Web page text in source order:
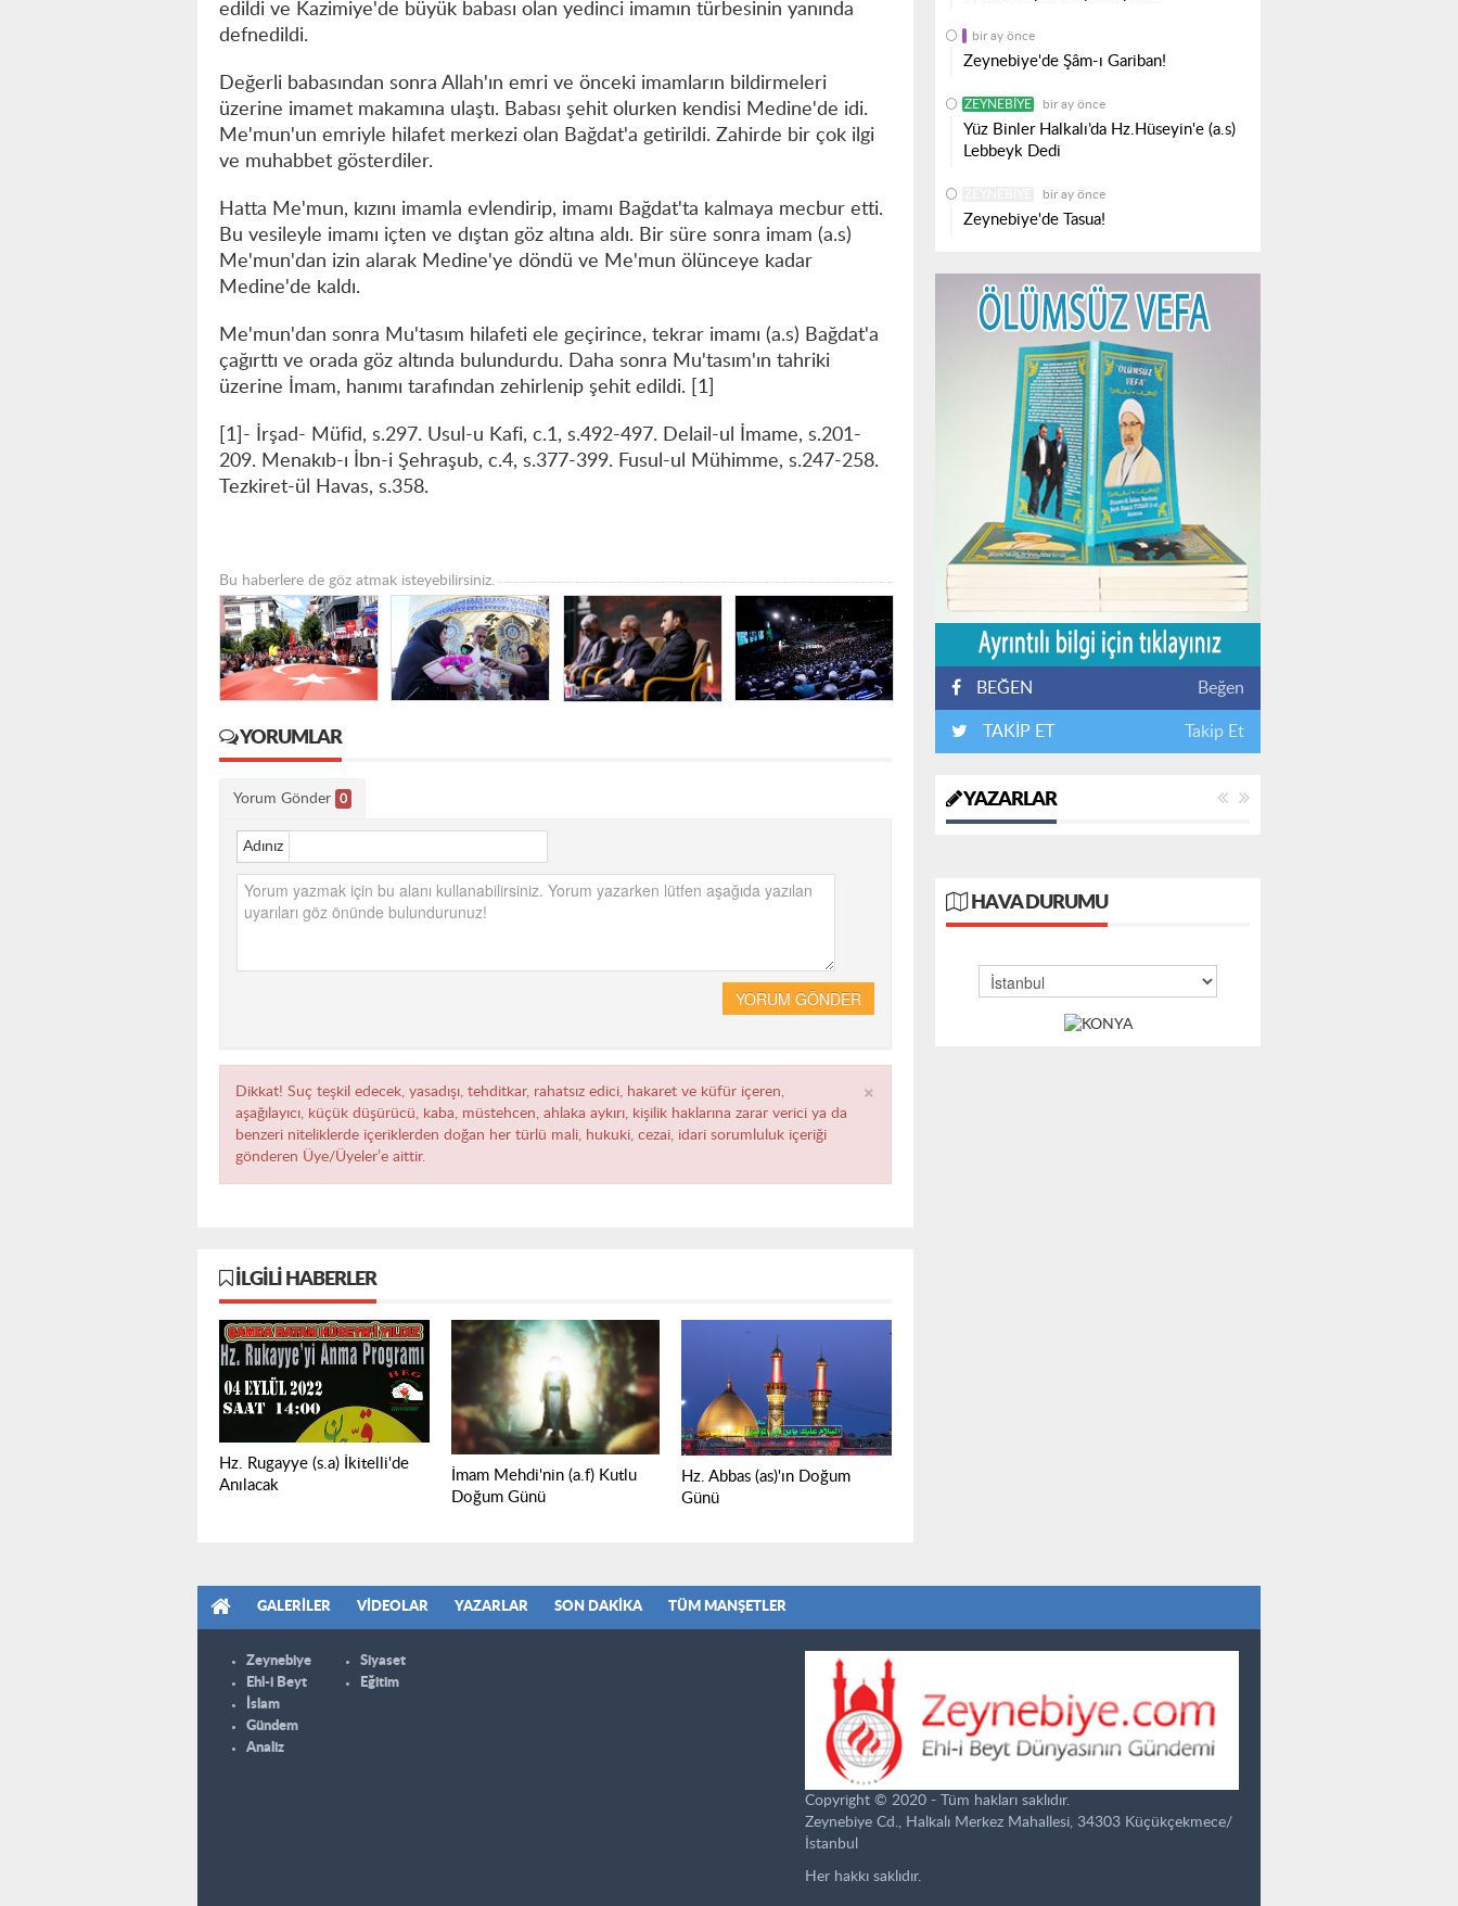
edildi ve Kazimiye'de büyük babası olan yedinci imamın türbesinin yanında
defnedildi.
Değerli babasından sonra Allah'ın emri ve önceki imamların bildirmeleri
üzerine imamet makamına ulaştı. Babası şehit olurken kendisi Medine'de idi.
Me'mun'un emriyle hilafet merkezi olan Bağdat'a getirildi. Zahirde bir çok ilgi
ve muhabbet gösterdiler.
Hatta Me'mun, kızını imamla evlendirip, imamı Bağdat'ta kalmaya mecbur etti.
Bu vesileyle imamı içten ve dıştan göz altına aldı. Bir süre sonra imam (a.s)
Me'mun'dan izin alarak Medine'ye döndü ve Me'mun ölünceye kadar
Medine'de kaldı.
Me'mun'dan sonra Mu'tasım hilafeti ele geçirince, tekrar imamı (a.s) Bağdat'a
çağırttı ve orada göz altında bulundurdu. Daha sonra Mu'tasım'ın tahriki
üzerine İmam, hanımı tarafından zehirlenip şehit edildi. [1]
[1]- İrşad- Müfid, s.297. Usul-u Kafi, c.1, s.492-497. Delail-ul İmame, s.201-
209. Menakıb-ı İbn-i Şehraşub, c.4, s.377-399. Fusul-ul Mühimme, s.247-258.
Tezkiret-ül Havas, s.358.
Bu haberlere de göz atmak isteyebilirsiniz.
YORUMLAR
Yorum Gönder 0
Adınız
YORUM GÖNDER
×
Dikkat! Suç teşkil edecek, yasadışı, tehditkar, rahatsız edici, hakaret ve küfür içeren,
aşağılayıcı, küçük düşürücü, kaba, müstehcen, ahlaka aykırı, kişilik haklarına zarar verici ya da
benzeri niteliklerde içeriklerden doğan her türlü mali, hukuki, cezai, idari sorumluluk içeriği
gönderen Üye/Üyeler’e aittir.
İLGILI HABERLER
Hz. Rugayye (s.a) İkitelli'de
Anılacak
İmam Mehdi'nin (a.f) Kutlu
Doğum Günü
Hz. Abbas (as)'ın Doğum
Günü
bir ay önce
Zeynebiye'de Şâm-ı Gariban!
ZEYNEBIYE bir ay önce
Yüz Binler Halkalı’da Hz.Hüseyin'e (a.s)
Lebbeyk Dedi
bir ay önce
Zeynebiye'de Tasua!
BEĞEN Beğen
TAKİP ET Takip Et
YAZARLAR
HAVA DURUMU
GALERILER VIDEOLAR YAZARLAR SON DAKIKA TÜM MANŞETLER
Zeynebiye
Ehl-i Beyt
İslam
Gündem
Analiz
Siyaset
Eğitim
Copyright © 2020 - Tüm hakları saklıdır.
Zeynebiye Cd., Halkalı Merkez Mahallesi, 34303 Küçükçekmece/
İstanbul
Her hakkı saklıdır.